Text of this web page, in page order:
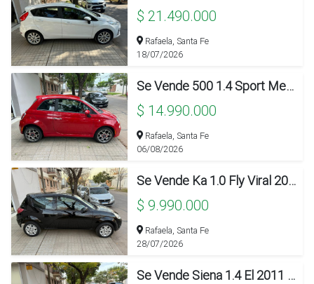
$ 21.490.000
Rafaela, Santa Fe
18/07/2026
Se Vende 500 1.4 Sport Mex. 2012 Con 85.000kms!!!
$ 14.990.000
Rafaela, Santa Fe
06/08/2026
Se Vende Ka 1.0 Fly Viral 2010 Con 129.000km!!!
$ 9.990.000
Rafaela, Santa Fe
28/07/2026
Se Vende Siena 1.4 El 2011 Solo 115.000km!!!